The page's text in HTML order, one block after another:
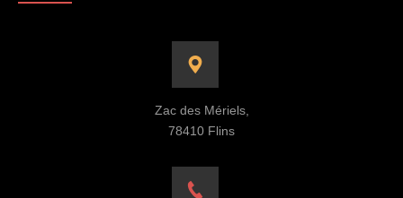
Zac des Mériels,
78410 Flins